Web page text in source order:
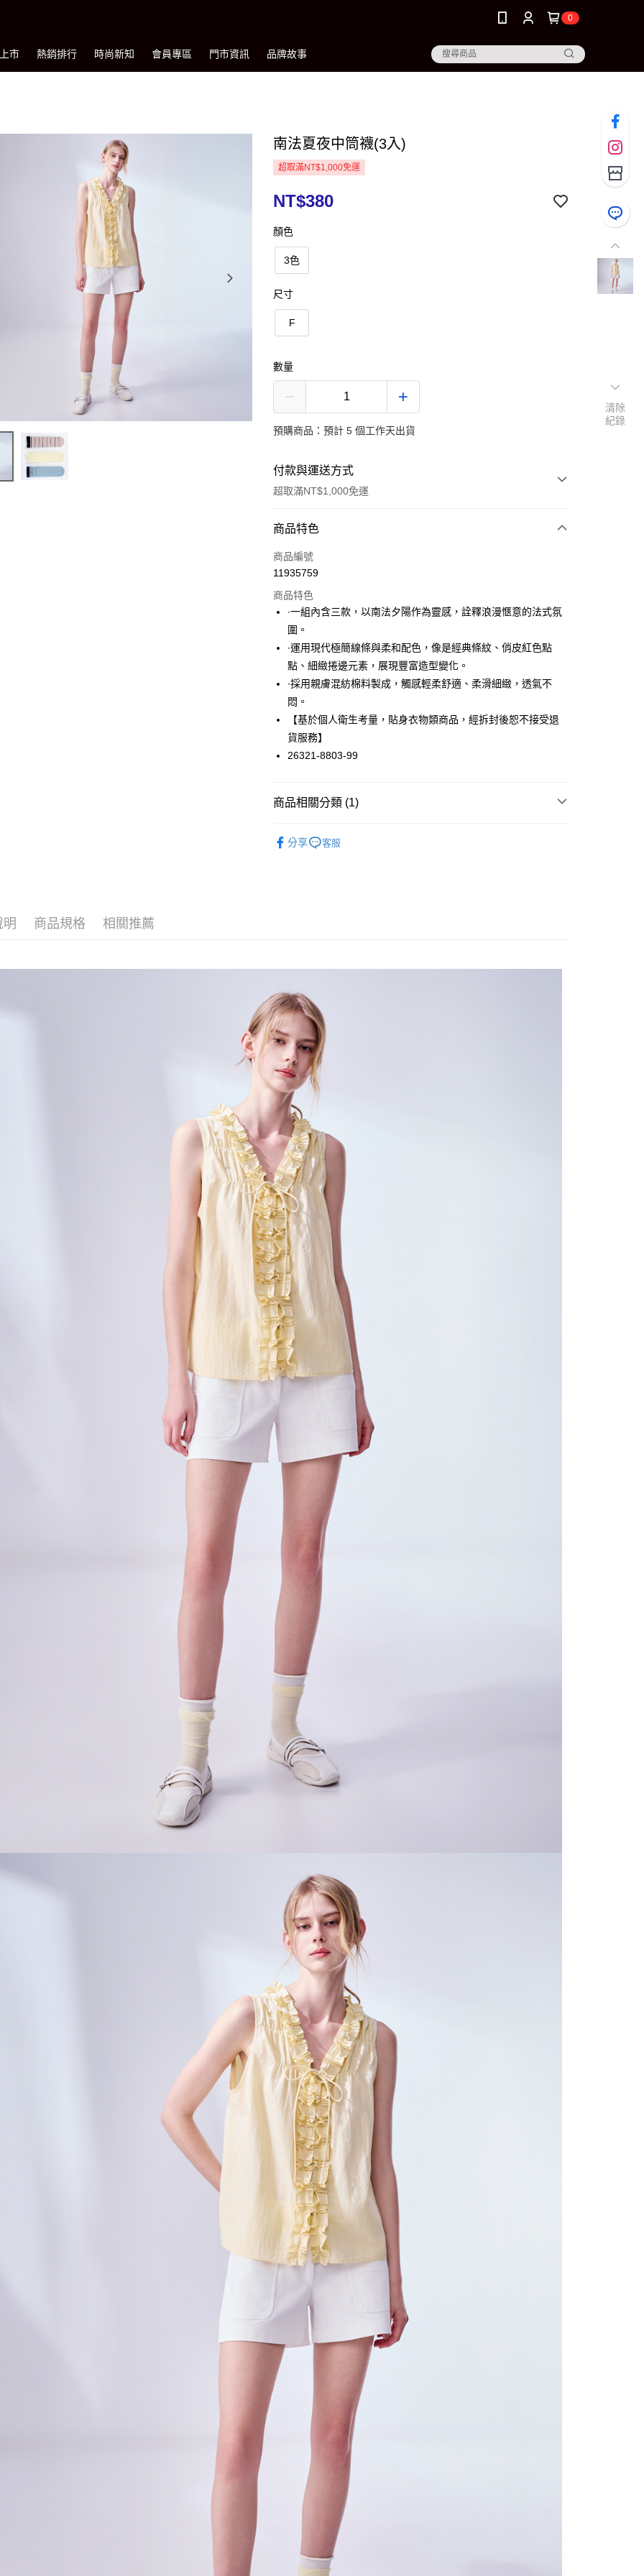
0
市 熱銷排行 時尚新知 會員專區 門市資訊 品牌故事
南法夏夜中筒襪(3入)
超取滿NT$1,000免運
NT$380
顏色
3色
尺寸
F
數量
預購商品：預計 5 個工作天出貨
付款與運送方式
超取滿NT$1,000免運
付款方式
信用卡一次付款
LINE Pay
Apple Pay
悠遊付
大哥付你分期
相關說明
【大哥付你分期使用說明】
1.本服務由台灣大哥大提供，台灣大哥大用戶可立即使用無須另外申請。
2.付款方式選擇「大哥付你分期」，訂單成立後會自動跳轉到大哥付的交易
流程，驗證手機門號後，選擇欲分期的期數、繳款截止日，確認付款後即
4.訂單成立30分鐘內，如未前往確認交易或遇審核未通過，訂單將自動取
消。如遇「轉專審核」未通過狀況，表示未達大哥付你分期系統評分，恕
【繳款方式說明】
1.分期款項不併入電信帳單，「大哥付你分期」於每月結算日後寄送繳費提
用，由本公司與您本人進行分期帳單所需資料之確認、核對及更正。
3.完整用戶服務條款，請詳閱以下連結：
全家取貨付款
付款後全家取貨
每筆NT$80，滿NT$1,000(含以上)免運費
商品特色
商品編號
11935759
商品特色
∙一組內含三款，以南法夕陽作為靈感，詮釋浪漫愜意的法式氛
圍。
∙運用現代極簡線條與柔和配色，像是經典條紋、俏皮紅色點
點、細緻捲邊元素，展現豐富造型變化。
∙採用親膚混紡棉料製成，觸感輕柔舒適、柔滑細緻，透氣不
悶。
【基於個人衛生考量，貼身衣物類商品，經拆封後恕不接受退
貨服務】
26321-8803-99
商品相關分類 (1)
分享
客服
明 商品規格 相關推薦
清除
紀錄